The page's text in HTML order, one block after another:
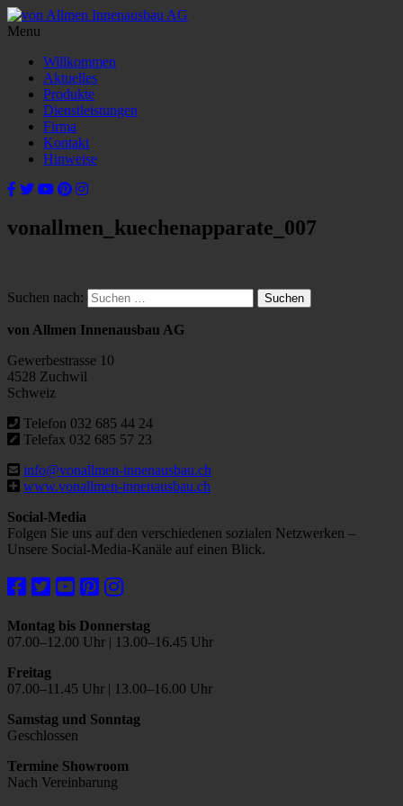
Menu
Willkommen
Aktuelles
Produkte
Dienstleistungen
Firma
Kontakt
Hinweise
vonallmen_kuechenapparate_007
Suchen nach:
von Allmen Innenausbau AG
Gewerbestrasse 10
4528 Zuchwil
Schweiz
Telefon 032 685 44 24
Telefax 032 685 57 23
info@vonallmen-innenausbau.ch
www.vonallmen-innenausbau.ch
Social-Media
Folgen Sie uns auf den verschiedenen sozialen Netzwerken –
Unsere Social-Media-Kanäle auf einen Blick.
Montag bis Donnerstag
07.00–12.00 Uhr | 13.00–16.45 Uhr
Freitag
07.00–11.45 Uhr | 13.00–16.00 Uhr
Samstag und Sonntag
Geschlossen
Termine Showroom
Nach Vereinbarung